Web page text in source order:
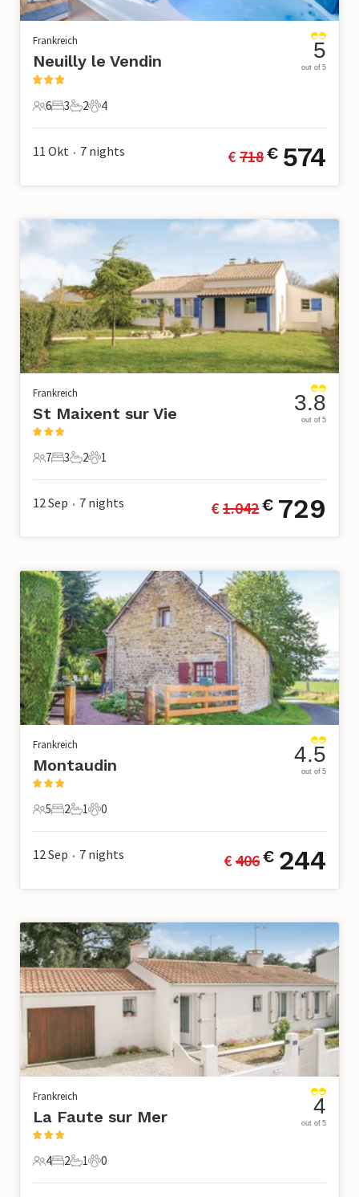
Frankreich
Neuilly le Vendin
6 Gäste
6
3 Schlafzimmer
3
2 Badezimmer
2
4 Haustiere
4
5
out of 5
11 Okt • 7 nights € 718€ 574
Frankreich
St Maixent sur Vie
7 Gäste
7
3 Schlafzimmer
3
2 Badezimmer
2
1 Haustier
1
3.8
out of 5
12 Sep • 7 nights € 1.042€ 729
Frankreich
Montaudin
5 Gäste
5
2 Schlafzimmer
2
1 Badezimmer
1
0 Haustiere
0
4.5
out of 5
12 Sep • 7 nights € 406€ 244
Frankreich
La Faute sur Mer
4 Gäste
4
2 Schlafzimmer
2
1 Badezimmer
1
0 Haustiere
0
4
out of 5